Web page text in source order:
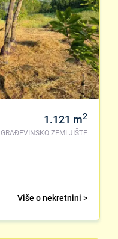
1.121 m2
GRAĐEVINSKO ZEMLJIŠTE
Više o nekretnini >